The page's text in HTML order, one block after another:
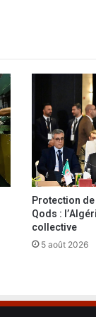
Protection de
Qods :
collective
5 août 2026